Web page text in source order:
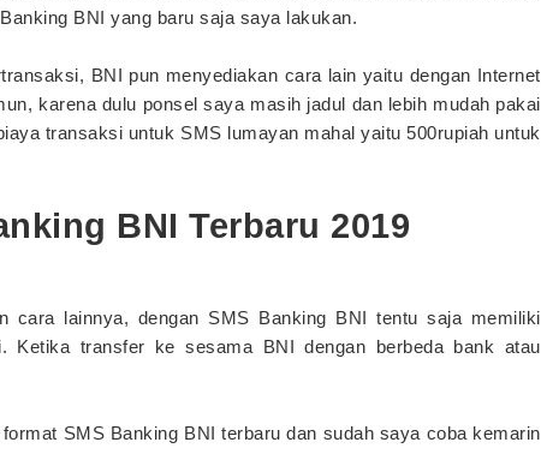
BNI yang baru saja saya lakukan.
BNI pun menyediakan cara lain yaitu dengan Internet
karena dulu ponsel saya masih jadul dan lebih mudah pakai
transaksi untuk SMS lumayan mahal yaitu 500rupiah untuk
BNI Terbaru 2019
cara lainnya, dengan SMS Banking BNI tentu saja memiliki
Ketika transfer ke sesama BNI dengan berbeda bank atau
SMS Banking BNI terbaru dan sudah saya coba kemarin